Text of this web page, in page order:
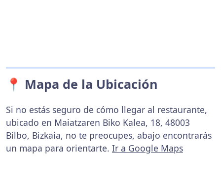
📍 Mapa de la Ubicación
Si no estás seguro de cómo llegar al restaurante,
ubicado en Maiatzaren Biko Kalea, 18, 48003
Bilbo, Bizkaia, no te preocupes, abajo encontrarás
un mapa para orientarte. Ir a Google Maps